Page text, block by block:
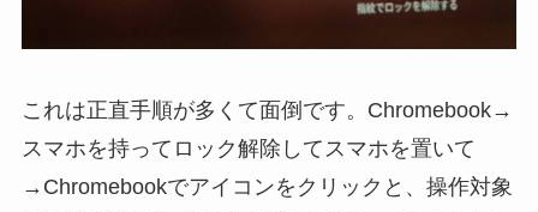
これは正直手順が多くて面倒です。Chromebook→
スマホを持ってロック解除してスマホを置いて
→Chromebookでアイコンをクリックと、操作対象